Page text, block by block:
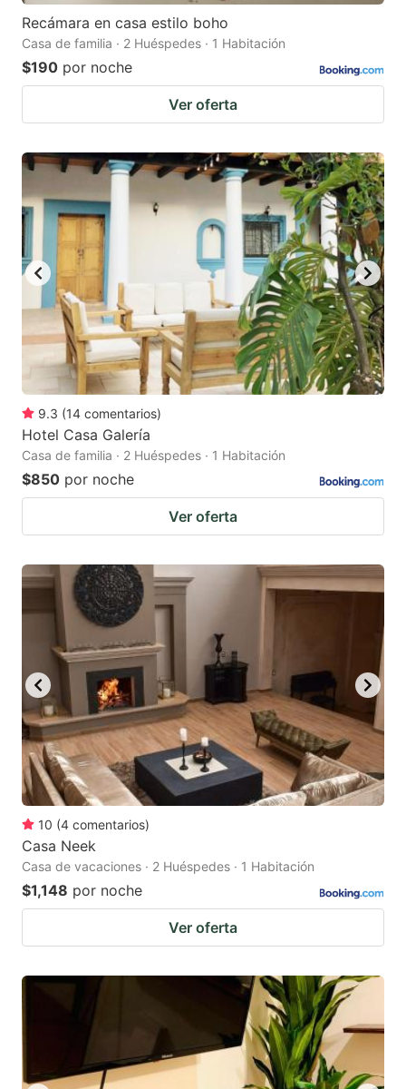
Recámara en casa estilo boho
Casa de familia · 2 Huéspedes · 1 Habitación
$190 por noche
Ver oferta
9.3 (14 comentarios)
Hotel Casa Galería
Casa de familia · 2 Huéspedes · 1 Habitación
$850 por noche
Ver oferta
10 (4 comentarios)
Casa Neek
Casa de vacaciones · 2 Huéspedes · 1 Habitación
$1,148 por noche
Ver oferta